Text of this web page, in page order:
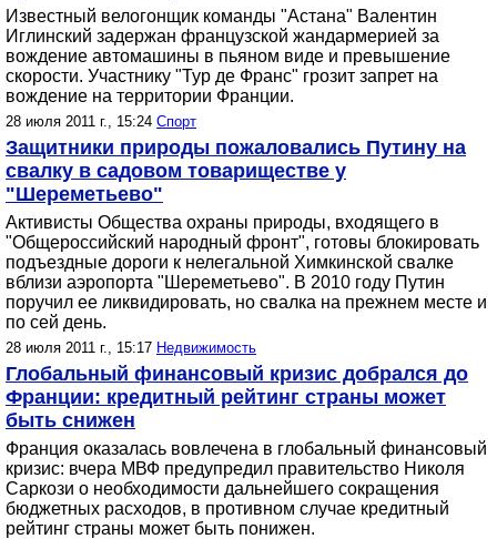
Известный велогонщик команды "Астана" Валентин
Иглинский задержан французской жандармерией за
вождение автомашины в пьяном виде и превышение
скорости. Участнику "Тур де Франс" грозит запрет на
вождение на территории Франции.
28 июля 2011 г., 15:24 Спорт
Защитники природы пожаловались Путину на
свалку в садовом товариществе у
"Шереметьево"
Активисты Общества охраны природы, входящего в
"Общероссийский народный фронт", готовы блокировать
подъездные дороги к нелегальной Химкинской свалке
вблизи аэропорта "Шереметьево". В 2010 году Путин
поручил ее ликвидировать, но свалка на прежнем месте и
по сей день.
28 июля 2011 г., 15:17 Недвижимость
Глобальный финансовый кризис добрался до
Франции: кредитный рейтинг страны может
быть снижен
Франция оказалась вовлечена в глобальный финансовый
кризис: вчера МВФ предупредил правительство Николя
Саркози о необходимости дальнейшего сокращения
бюджетных расходов, в противном случае кредитный
рейтинг страны может быть понижен.